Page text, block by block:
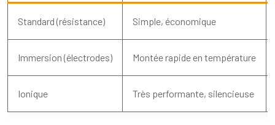
Standard (résistance) Simple, économique
Immersion (électrodes) Montée rapide en température
Ionique Très performante, silencieuse